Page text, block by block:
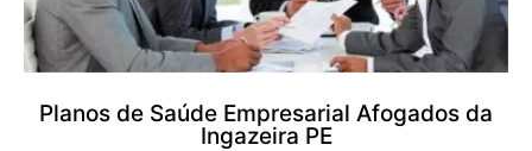
Planos de Saúde Empresarial Afogados da
Ingazeira PE